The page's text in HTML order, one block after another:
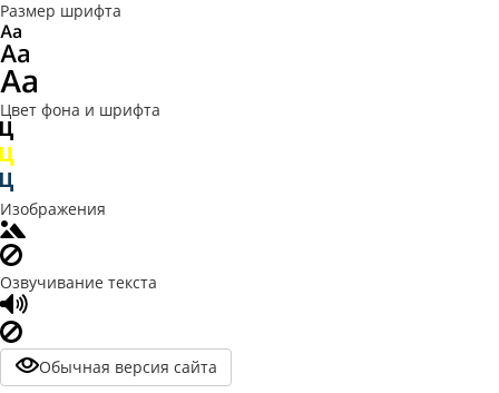
Размер шрифта
Цвет фона и шрифта
Изображения
Озвучивание текста
Обычная версия сайта